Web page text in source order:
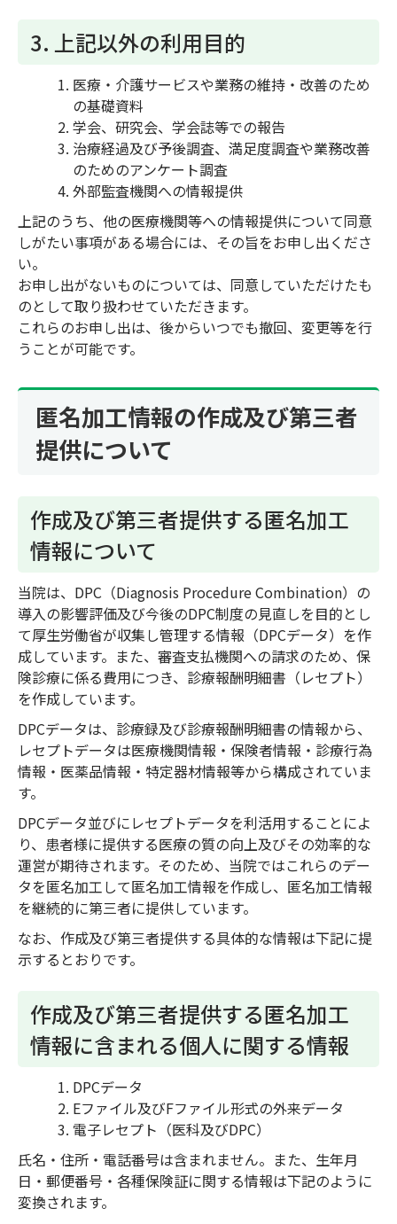
3. 上記以外の利用目的
医療・介護サービスや業務の維持・改善のため
の基礎資料
学会、研究会、学会誌等での報告
治療経過及び予後調査、満足度調査や業務改善
のためのアンケート調査
外部監査機関への情報提供
上記のうち、他の医療機関等への情報提供について同意
しがたい事項がある場合には、その旨をお申し出くださ
い。
お申し出がないものについては、同意していただけたも
のとして取り扱わせていただきます。
これらのお申し出は、後からいつでも撤回、変更等を行
うことが可能です。
匿名加工情報の作成及び第三者
提供について
作成及び第三者提供する匿名加工
情報について
当院は、DPC（Diagnosis Procedure Combination）の
導入の影響評価及び今後のDPC制度の見直しを目的とし
て厚生労働省が収集し管理する情報（DPCデータ）を作
成しています。また、審査支払機関への請求のため、保
険診療に係る費用につき、診療報酬明細書（レセプト）
を作成しています。
DPCデータは、診療録及び診療報酬明細書の情報から、
レセプトデータは医療機関情報・保険者情報・診療行為
情報・医薬品情報・特定器材情報等から構成されていま
す。
DPCデータ並びにレセプトデータを利活用することによ
り、患者様に提供する医療の質の向上及びその効率的な
運営が期待されます。そのため、当院ではこれらのデー
タを匿名加工して匿名加工情報を作成し、匿名加工情報
を継続的に第三者に提供しています。
なお、作成及び第三者提供する具体的な情報は下記に提
示するとおりです。
作成及び第三者提供する匿名加工
情報に含まれる個人に関する情報
DPCデータ
Eファイル及びFファイル形式の外来データ
電子レセプト（医科及びDPC）
氏名・住所・電話番号は含まれません。また、生年月
日・郵便番号・各種保険証に関する情報は下記のように
変換されます。